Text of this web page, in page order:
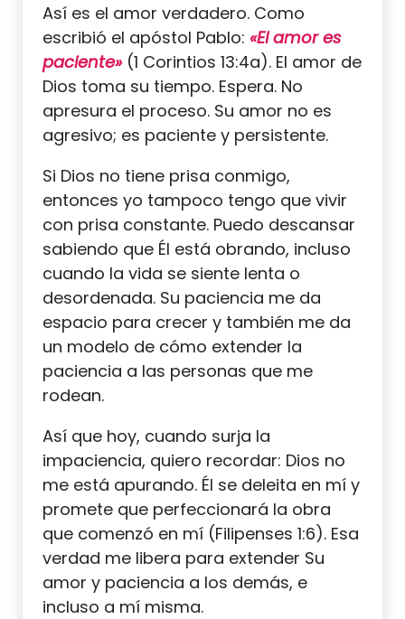
Así es el amor verdadero. Como
escribió el apóstol Pablo: «El amor es
paciente»(1 Corintios 13:4a). El amor de
Dios toma su tiempo. Espera. No
apresura el proceso. Su amor no es
agresivo; es paciente y persistente.
Si Dios no tiene prisa conmigo,
entonces yo tampoco tengo que vivir
con prisa constante. Puedo descansar
sabiendo que Él está obrando, incluso
cuando la vida se siente lenta o
desordenada. Su paciencia me da
espacio para crecer y también me da
un modelo de cómo extender la
paciencia a las personas que me
rodean.
Así que hoy, cuando surja la
impaciencia, quiero recordar: Dios no
me está apurando. Él se deleita en mí y
promete que perfeccionará la obra
que comenzó en mí (Filipenses 1:6). Esa
verdad me libera para extender Su
amor y paciencia a los demás, e
incluso a mí misma.